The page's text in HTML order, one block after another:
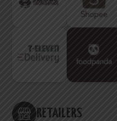
RETAILERS